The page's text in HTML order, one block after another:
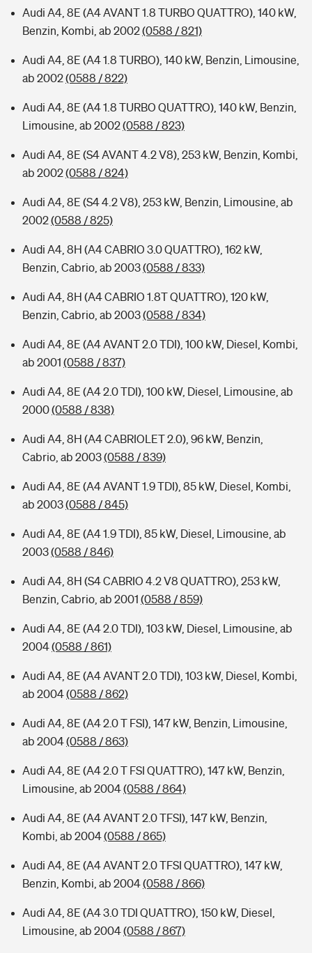
Audi A4, 8E (A4 AVANT 1.8 TURBO QUATTRO), 140 kW,
Benzin, Kombi, ab 2002(0588 / 821)
Audi A4, 8E (A4 1.8 TURBO), 140 kW, Benzin, Limousine,
ab 2002(0588 / 822)
Audi A4, 8E (A4 1.8 TURBO QUATTRO), 140 kW, Benzin,
Limousine, ab 2002(0588 / 823)
Audi A4, 8E (S4 AVANT 4.2 V8), 253 kW, Benzin, Kombi,
ab 2002(0588 / 824)
Audi A4, 8E (S4 4.2 V8), 253 kW, Benzin, Limousine, ab
2002(0588 / 825)
Audi A4, 8H (A4 CABRIO 3.0 QUATTRO), 162 kW,
Benzin, Cabrio, ab 2003(0588 / 833)
Audi A4, 8H (A4 CABRIO 1.8T QUATTRO), 120 kW,
Benzin, Cabrio, ab 2003(0588 / 834)
Audi A4, 8E (A4 AVANT 2.0 TDI), 100 kW, Diesel, Kombi,
ab 2001 (0588 / 837)
Audi A4, 8E (A4 2.0 TDI), 100 kW, Diesel, Limousine, ab
2000(0588 / 838)
Audi A4, 8H (A4 CABRIOLET 2.0), 96 kW, Benzin,
Cabrio, ab 2003(0588 / 839)
Audi A4, 8E (A4 AVANT 1.9 TDI), 85 kW, Diesel, Kombi,
ab 2003(0588 / 845)
Audi A4, 8E (A4 1.9 TDI), 85 kW, Diesel, Limousine, ab
2003(0588 / 846)
Audi A4, 8H (S4 CABRIO 4.2 V8 QUATTRO), 253 kW,
Benzin, Cabrio, ab 2001 (0588 / 859)
Audi A4, 8E (A4 2.0 TDI), 103 kW, Diesel, Limousine, ab
2004(0588 / 861)
Audi A4, 8E (A4 AVANT 2.0 TDI), 103 kW, Diesel, Kombi,
ab 2004(0588 / 862)
Audi A4, 8E (A4 2.0 T FSI), 147 kW, Benzin, Limousine,
ab 2004(0588 / 863)
Audi A4, 8E (A4 2.0 T FSI QUATTRO), 147 kW, Benzin,
Limousine, ab 2004(0588 / 864)
Audi A4, 8E (A4 AVANT 2.0 TFSI), 147 kW, Benzin,
Kombi, ab 2004(0588 / 865)
Audi A4, 8E (A4 AVANT 2.0 TFSI QUATTRO), 147 kW,
Benzin, Kombi, ab 2004(0588 / 866)
Audi A4, 8E (A4 3.0 TDI QUATTRO), 150 kW, Diesel,
Limousine, ab 2004(0588 / 867)